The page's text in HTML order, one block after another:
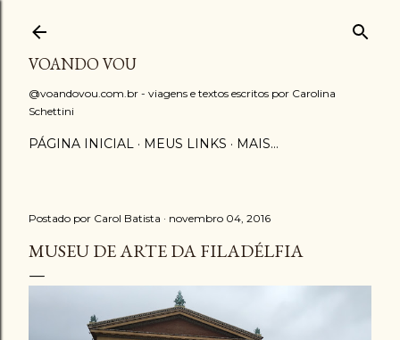
VOANDO VOU
@voandovou.com.br - viagens e textos escritos por Carolina
Schettini
PÁGINA INICIAL MEUS LINKS MAIS…
Postado por Carol Batista novembro 04, 2016
MUSEU DE ARTE DA FILADÉLFIA